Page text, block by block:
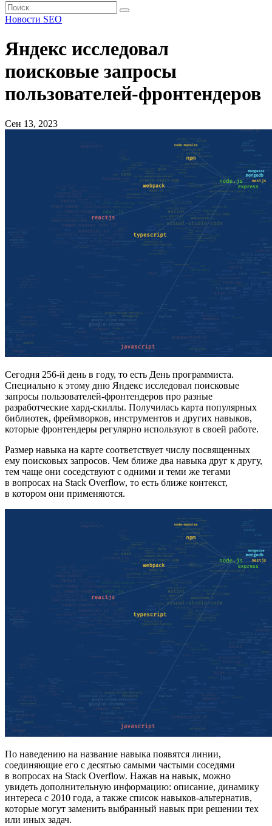
Новости SEO
Яндекс исследовал
поисковые запросы
пользователей-фронтендеров
Сен 13, 2023
Сегодня 256-й день в году, то есть День программиста.
Специально к этому дню Яндекс исследовал поисковые
запросы пользователей-фронтендеров про разные
разработческие хард-скиллы. Получилась карта популярных
библиотек, фреймворков, инструментов и других навыков,
которые фронтендеры регулярно используют в своей работе.
Размер навыка на карте соответствует числу посвященных
ему поисковых запросов. Чем ближе два навыка друг к другу,
тем чаще они соседствуют с одними и теми же тегами
в вопросах на Stack Overflow, то есть ближе контекст,
в котором они применяются.
По наведению на название навыка появятся линии,
соединяющие его с десятью самыми частыми соседями
в вопросах на Stack Overflow. Нажав на навык, можно
увидеть дополнительную информацию: описание, динамику
интереса с 2010 года, а также список навыков-альтернатив,
которые могут заменить выбранный навык при решении тех
или иных задач.